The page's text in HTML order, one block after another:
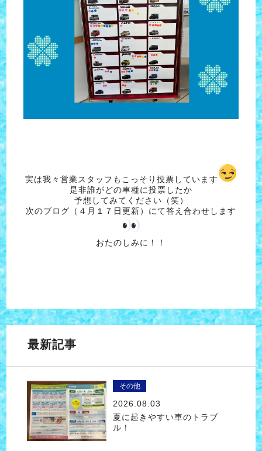
実は我々営業スタッフもこっそり投票しています
是非誰がどの車種に投票したか
予想してみてください（笑）
次のブログ（４月１７日更新）にて答え合わせします
おたのしみに！！
最新記事
その他
2026.08.03
夏に起きやすい車のトラブ
ル！